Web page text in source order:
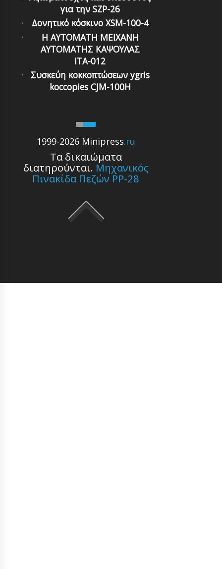
1999-2026 Minipress.ru
Τα δικαιώματα
διατηρούνται. Μηχανικός
Πινακίδα Πεζών PP-28
για την SZP-26
Δονητικό κόσκινο XSM-100-4
Η ΑΥΤΟΜΑΤΗ ΜΕΙΧΑΝΗ
ΑΥΤΟΜΑΤΗΣ ΚΑΨΟΥΛΑΣ
ΙΤΑ-012
Συσκεύη κοκκοπτώσεων ygris
koccopies CJM-100H